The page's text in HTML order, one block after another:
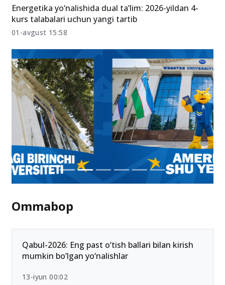
Energetika yo‘nalishida dual ta’lim: 2026-yildan 4-
kurs talabalari uchun yangi tartib
01-avgust 15:58
Ommabop
Qabul-2026: Eng past o‘tish ballari bilan kirish
mumkin bo‘lgan yo‘nalishlar
13-iyun 00:02